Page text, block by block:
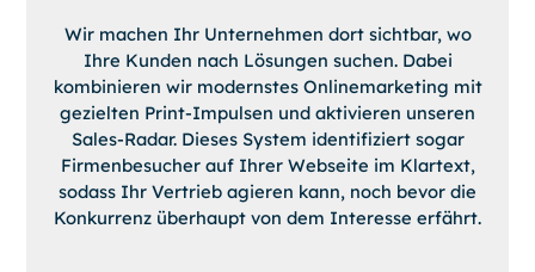
Wir machen Ihr Unternehmen dort sichtbar, wo
Ihre Kunden nach Lösungen suchen. Dabei
kombinieren wir modernstes Onlinemarketing mit
gezielten Print-Impulsen und aktivieren unseren
Sales-Radar. Dieses System identifiziert sogar
Firmenbesucher auf Ihrer Webseite im Klartext,
sodass Ihr Vertrieb agieren kann, noch bevor die
Konkurrenz überhaupt von dem Interesse erfährt.